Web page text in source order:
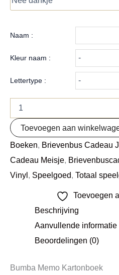
Naam :
Kleur naam :
Lettertype :
Toevoegen aan
Boeken Brievenbus Cadeau
Cadeau Meisje
Vinyl Speelgoed Totaal
Toevoegen
Beschrijving
Aanvullende informatie
Beoordelingen (0)
Bumba Memo Kartonboek